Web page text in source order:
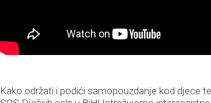
Kako održati i podići samopouzdanje kod djece